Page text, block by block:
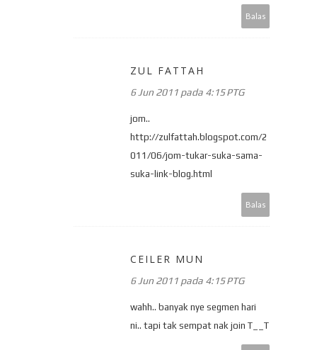
Balas
ZUL FATTAH
6 Jun 2011 pada 4:15 PTG
jom..
http://zulfattah.blogspot.com/2
011/06/jom-tukar-suka-sama-
suka-link-blog.html
Balas
CEILER MUN
6 Jun 2011 pada 4:15 PTG
wahh.. banyak nye segmen hari
ni.. tapi tak sempat nak join T__T